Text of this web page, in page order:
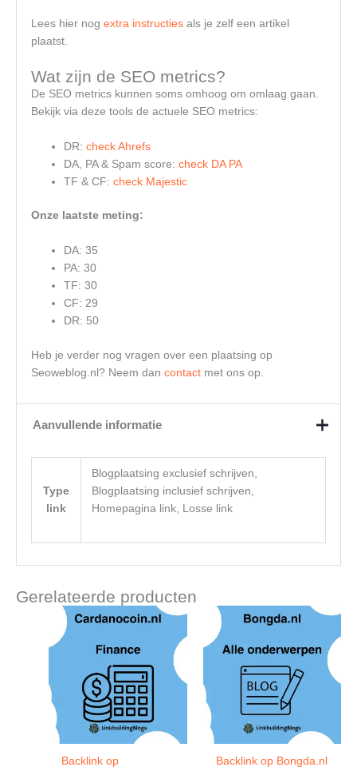
Lees hier nog extra instructiesals je zelf een artikel
plaatst.
Wat zijn de SEO metrics?
De SEO metrics kunnen soms omhoog om omlaag gaan.
Bekijk via deze tools de actuele SEO metrics:
DR: check Ahrefs
DA, PA & Spam score: check DA PA
TF & CF: check Majestic
Onze laatste meting:
DA: 35
PA: 30
TF: 30
CF: 29
DR: 50
Heb je verder nog vragen over een plaatsing op
Seoweblog.nl? Neem dan contactmet ons op.
Aanvullende informatie
Type
link
Blogplaatsing exclusief schrijven,
Blogplaatsing inclusief schrijven,
Homepagina link, Losse link
Gerelateerde producten
Backlink op
Backlink op Bongda.nl